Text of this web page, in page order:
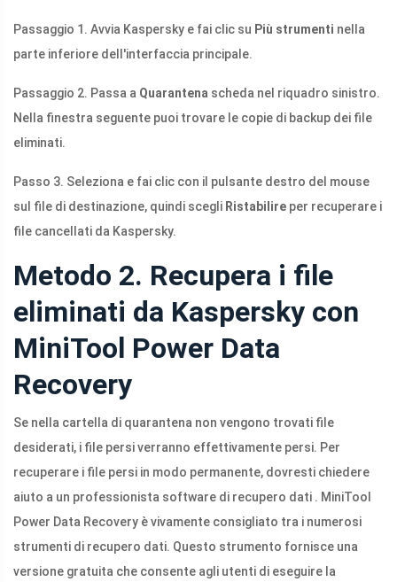
Passaggio 1. Avvia Kaspersky e fai clic su Più strumenti nella
parte inferiore dell'interfaccia principale.
Passaggio 2. Passa a Quarantena scheda nel riquadro sinistro.
Nella finestra seguente puoi trovare le copie di backup dei file
eliminati.
Passo 3. Seleziona e fai clic con il pulsante destro del mouse
sul file di destinazione, quindi scegli Ristabilire per recuperare i
file cancellati da Kaspersky.
Metodo 2. Recupera i file
eliminati da Kaspersky con
MiniTool Power Data
Recovery
Se nella cartella di quarantena non vengono trovati file
desiderati, i file persi verranno effettivamente persi. Per
recuperare i file persi in modo permanente, dovresti chiedere
aiuto a un professionista software di recupero dati . MiniTool
Power Data Recovery è vivamente consigliato tra i numerosi
strumenti di recupero dati. Questo strumento fornisce una
versione gratuita che consente agli utenti di eseguire la